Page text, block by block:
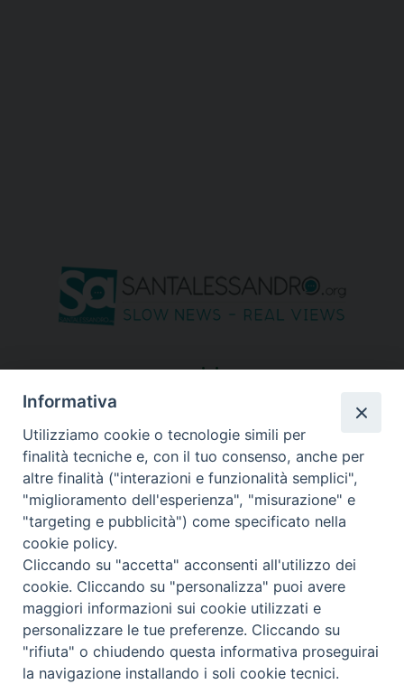
seguici su
Copyright © 2026 Diocesi di Bergamo - C. F. 01072200163 - Tutti i
Informativa
Utilizziamo cookie o tecnologie simili per
finalità tecniche e, con il tuo consenso, anche per
altre finalità ("interazioni e funzionalità semplici",
"miglioramento dell'esperienza", "misurazione" e
"targeting e pubblicità") come specificato nella
cookie policy.
Cliccando su "accetta" acconsenti all'utilizzo dei
cookie. Cliccando su "personalizza" puoi avere
maggiori informazioni sui cookie utilizzati e
personalizzare le tue preferenze. Cliccando su
"rifiuta" o chiudendo questa informativa proseguirai
la navigazione installando i soli cookie tecnici.